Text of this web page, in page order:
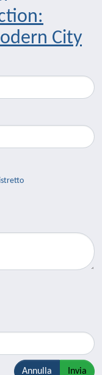
City
Annulla Invia